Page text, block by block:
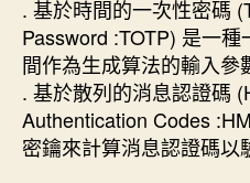
. 基於時間的一次性密碼
Password :TOTP) 是一
間作為生成算法的輸入參
. 基於散列的消息認證碼
Authentication Codes
密鑰來計算消息認證碼以